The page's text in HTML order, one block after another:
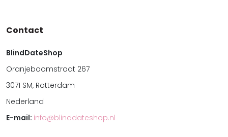
Contact
BlindDateShop
Oranjeboomstraat 267
3071 SM, Rotterdam
Nederland
E-mail: info@blinddateshop.nl